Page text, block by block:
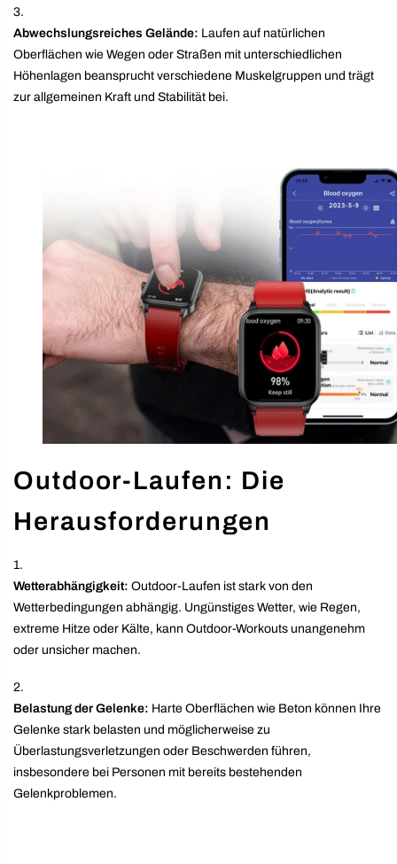
Abwechslungsreiches Gelände: Laufen auf natürlichen
Oberflächen wie Wegen oder Straßen mit unterschiedlichen
Höhenlagen beansprucht verschiedene Muskelgruppen und trägt
zur allgemeinen Kraft und Stabilität bei.
Outdoor-Laufen: Die
Herausforderungen
Wetterabhängigkeit: Outdoor-Laufen ist stark von den
Wetterbedingungen abhängig. Ungünstiges Wetter, wie Regen,
extreme Hitze oder Kälte, kann Outdoor-Workouts unangenehm
oder unsicher machen.
Belastung der Gelenke: Harte Oberflächen wie Beton können Ihre
Gelenke stark belasten und möglicherweise zu
Überlastungsverletzungen oder Beschwerden führen,
insbesondere bei Personen mit bereits bestehenden
Gelenkproblemen.